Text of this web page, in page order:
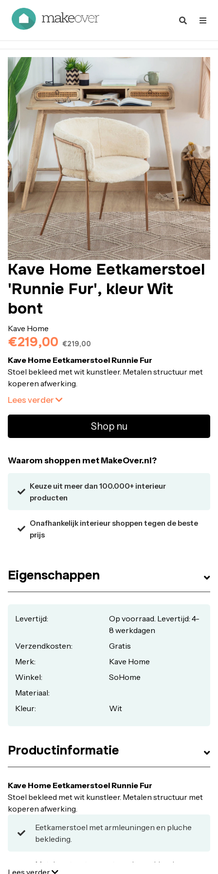
Kave Home Eetkamerstoel
'Runnie Fur', kleur Wit
bont
Kave Home
€219,00 €219,00
Kave Home Eetkamerstoel Runnie Fur
Stoel bekleed met wit kunstleer. Metalen structuur met
koperen afwerking.
Eetkamerstoel met armleuningen en pluche bekleding.
Plastic beschermers op elke voet om beschadiging van
om de planeet schoner achter te laten.
Eigenschappen:
Merk: Kave Home
poten
Montage: Eenvoudig zelf in elkaar te zetten
Hoogte: 73 cm
Lees verder
Shop nu
Waarom shoppen met MakeOver.nl?
Keuze uit meer dan 100.000+ interieur
producten
Onafhankelijk interieur shoppen tegen de beste
prijs
Eigenschappen
Levertijd:
Op voorraad. Levertijd: 4-
8 werkdagen
Verzendkosten:
Gratis
Merk:
Kave Home
Winkel:
SoHome
Materiaal:
Kleur:
Wit
Productinformatie
Kave Home Eetkamerstoel Runnie Fur
Stoel bekleed met wit kunstleer. Metalen structuur met
koperen afwerking.
Eetkamerstoel met armleuningen en pluche
bekleding.
Metalen structuur met een koperkleurige
Lees verder